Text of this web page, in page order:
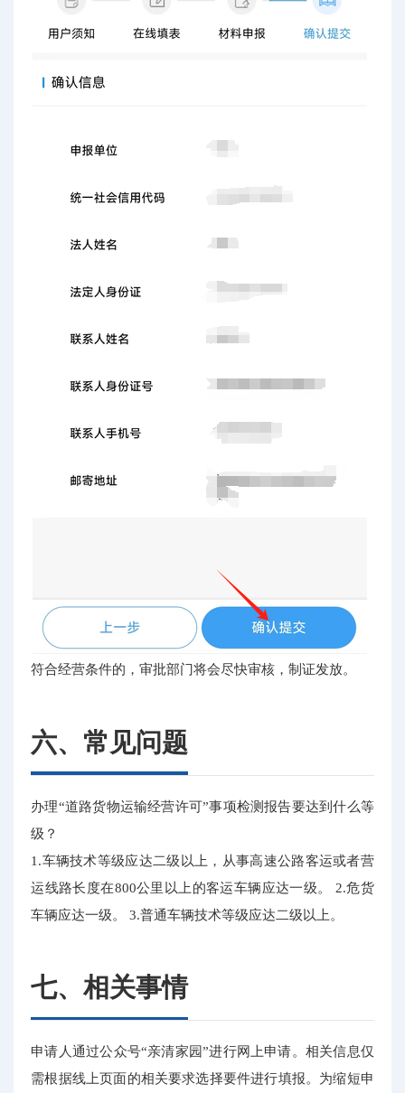
符合经营条件的，审批部门将会尽快审核，制证发放。
六、常见问题
办理“道路货物运输经营许可”事项检测报告要达到什么等
级？
1.车辆技术等级应达二级以上，从事高速公路客运或者营
运线路长度在800公里以上的客运车辆应达一级。 2.危货
车辆应达一级。 3.普通车辆技术等级应达二级以上。
七、相关事情
申请人通过公众号“亲清家园”进行网上申请。相关信息仅
需根据线上页面的相关要求选择要件进行填报。为缩短申